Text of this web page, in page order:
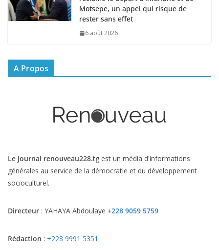
Motsepe, un appel qui risque de
rester sans effet
6 août 2026
A Propos
Le journal renouveau228.tg est un média d'informations
générales au service de la démocratie et du développement
socioculturel.
Directeur : YAHAYA Abdoulaye +228 9059 5759
Rédaction : +228 9991 5351